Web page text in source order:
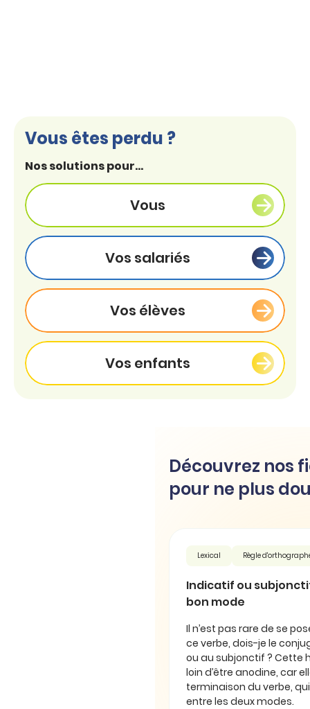
Vous êtes perdu ?
Nos solutions pour...
Vous
Vos salariés
Vos élèves
Vos enfants
Découvrez nos
pour ne plus
Lexical Règle
Indicatif ou
bon mode
Il n’est pas rare de se
ce verbe, dois-je le
ou au subjonctif ? Cette
loin d’être anodine, car
terminaison du verbe,
entre les deux modes.